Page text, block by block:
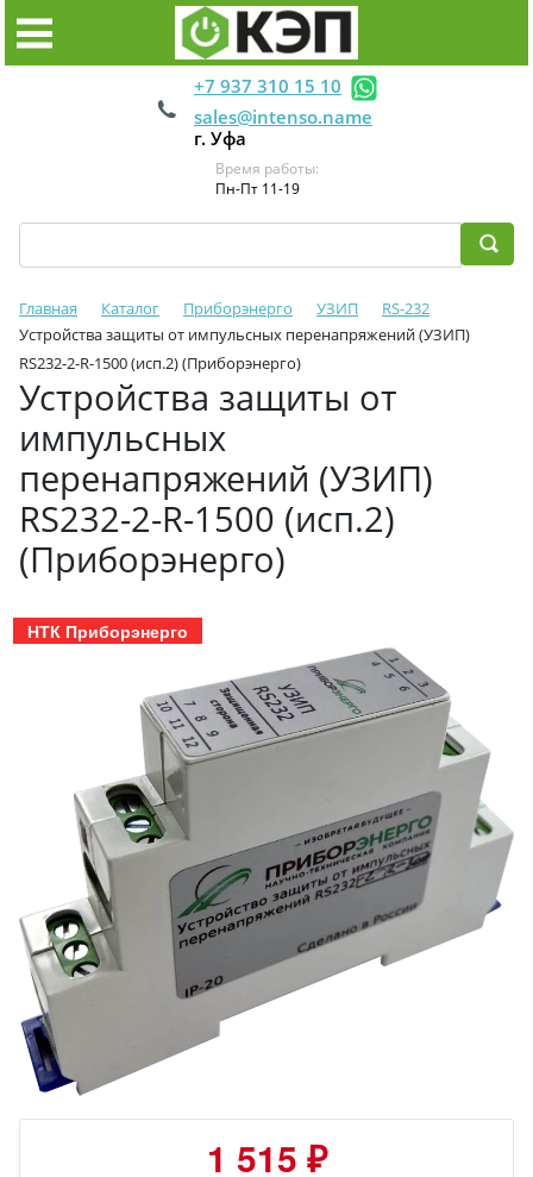
+7 937 310 15 10
sales@intenso.name
г. Уфа
Время работы:
Пн-Пт 11-19
Главная Каталог Приборэнерго УЗИП
RS-232
Устройства защиты от импульсных перенапряжений (УЗИП)
RS232-2-R-1500 (исп.2) (Приборэнерго)
Устройства защиты от
импульсных
перенапряжений (УЗИП)
RS232-2-R-1500 (исп.2)
(Приборэнерго)
НТК Приборэнерго
1 515 ₽